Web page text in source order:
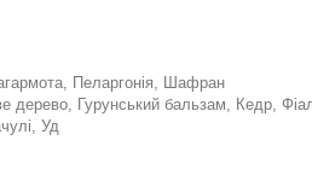
Пеларгонія, Шафран
дерево, Гурунський бальзам, Кедр,
Уд